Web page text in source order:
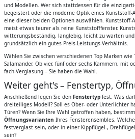
und Modellen. Wer sich stattdessen für die
begeistert oder die moderne Optik eines Kunststoff-
eine dieser beiden Optionen auswählen. Kunststoff-
meist etwas teurer als reine Kunststofffenster.
witterungsbeständig, langlebig, leicht zu warten
grundsätzlich ein gutes Preis-Leistungs-Verhältnis.
Wählen Sie zwischen verschiedenen Top Marken
Salamander. Ob vier, fünf oder sechs Kammern, mit
fach-Verglasung – Sie haben die Wahl.
Weiter geht's – Fenstertyp,
Anschließend legen Sie den Fenstertypfest. Was
dreiteiliges Modell? Soll es Ober- oder Unterlichter
Türen? Wenn Sie Ihre Wahl getroffen haben,
Öffnungsvarianten Ihres Fensterensembles.
festverglast sein, oder in einer Kippflügel-,
sein?